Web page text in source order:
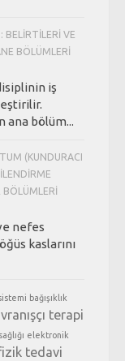
BELIRTILERI VE
BÖLÜMLERI
iş
ana bölüm...
(KUNDURACI
BÖLÜMLERI
nefes
kaslarını
bağışıklık
terapi
elektronik
tedavi